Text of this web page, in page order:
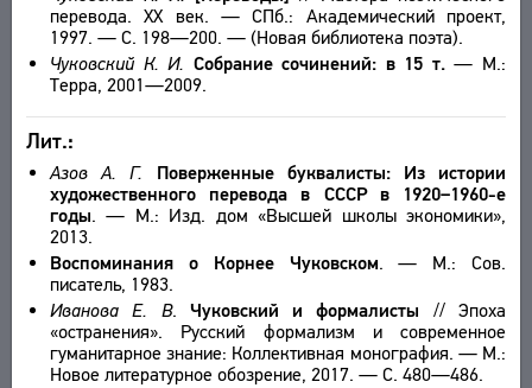
перевода. XX век. — СПб.: Академический проект,
1997. — С. 198—200. — (Новая библиотека поэта).
Чуковский К. И. Собрание сочинений: в 15 т.— М.:
Терра, 2001—2009.
Лит.:
Азов А. Г. Поверженные буквалисты: Из истории
художественного перевода в СССР в 1920–1960-е
годы. — М.: Изд. дом «Высшей школы экономики»,
2013.
Воспоминания о Корнее Чуковском. — М.: Сов.
писатель, 1983.
Иванова Е. В. Чуковский и формалисты // Эпоха
«остранения». Русский формализм и современное
гуманитарное знание: Коллективная монография. — М.:
Новое литературное обозрение, 2017. — С. 480—486.